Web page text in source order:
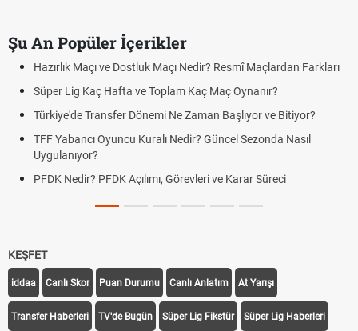
Şu An Popüler İçerikler
Hazırlık Maçı ve Dostluk Maçı Nedir? Resmî Maçlardan Farkları
Süper Lig Kaç Hafta ve Toplam Kaç Maç Oynanır?
Türkiye'de Transfer Dönemi Ne Zaman Başlıyor ve Bitiyor?
TFF Yabancı Oyuncu Kuralı Nedir? Güncel Sezonda Nasıl
Uygulanıyor?
PFDK Nedir? PFDK Açılımı, Görevleri ve Karar Süreci
KEŞFET
iddaa Canlı Skor Puan Durumu Canlı Anlatım At Yarışı
Transfer Haberleri TV'de Bugün Süper Lig Fikstür Süper Lig Haberleri